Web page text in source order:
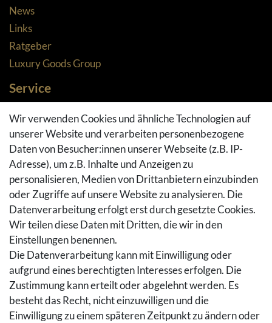
News
Links
Ratgeber
Luxury Goods Group
Service
Zahlungsarten
Versandarten & -kosten
Widerrufsrecht
Rückgaberecht
Vertrag widerrufen
Warenkorb
Hilfe
Social Media
Facebook
Instagram
Pinterest
Youtube
Wir verwenden Cookies und ähnliche Technologien auf
unserer Website und verarbeiten personenbezogene
Daten von Besucher:innen unserer Webseite (z.B. IP-
Adresse), um z.B. Inhalte und Anzeigen zu
personalisieren, Medien von Drittanbietern einzubinden
oder Zugriffe auf unsere Website zu analysieren. Die
Datenverarbeitung erfolgt erst durch gesetzte Cookies.
Wir teilen diese Daten mit Dritten, die wir in den
Einstellungen benennen.
Die Datenverarbeitung kann mit Einwilligung oder
aufgrund eines berechtigten Interesses erfolgen. Die
Zustimmung kann erteilt oder abgelehnt werden. Es
besteht das Recht, nicht einzuwilligen und die
Einwilligung zu einem späteren Zeitpunkt zu ändern oder